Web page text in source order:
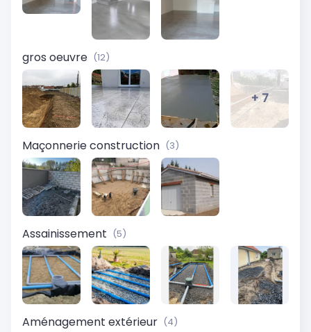
gros oeuvre (12)
+ 7
Maçonnerie construction (3)
Assainissement (5)
Aménagement extérieur (4)